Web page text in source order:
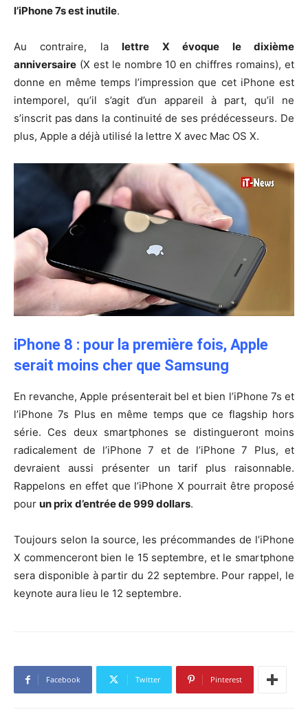
l’iPhone 7s est inutile.
Au contraire, lalettre X évoque le dixième
anniversaire (X est le nombre 10 en chiffres romains), et
donne en même temps l’impression que cet iPhone est
intemporel, qu’il s’agit d’un appareil à part, qu’il ne
s’inscrit pas dans la continuité de ses prédécesseurs. De
plus, Apple a déjà utilisé la lettre X avec Mac OS X.
iPhone 8 : pour la première fois, Apple
serait moins cher que Samsung
En revanche, Apple présenterait bel et bien l’iPhone 7s et
l’iPhone 7s Plus en même temps que ce flagship hors
série. Ces deux smartphones se distingueront moins
radicalement de l’iPhone 7 et de l’iPhone 7 Plus, et
devraient aussi présenter un tarif plus raisonnable.
Rappelons en effet que l’iPhone X pourrait être proposé
pour un prix d’entrée de 999 dollars.
Toujours selon la source, les précommandes de l’iPhone
X commenceront bien le 15 septembre, et le smartphone
sera disponible à partir du 22 septembre. Pour rappel, le
keynote aura lieu le 12 septembre.
Facebook Twitter Pinterest